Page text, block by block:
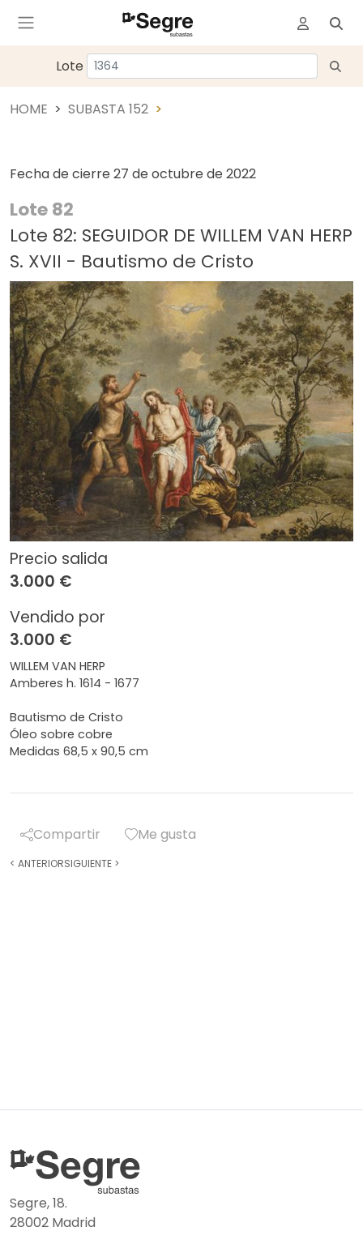
Lote
HOME SUBASTA 152
Fecha de cierre 27 de octubre de 2022
Lote 82
Lote 82: SEGUIDOR DE WILLEM VAN HERP
S. XVII - Bautismo de Cristo
Precio salida
3.000 €
Vendido por
3.000 €
WILLEM VAN HERP
Amberes h. 1614 - 1677
Bautismo de Cristo
Óleo sobre cobre
Medidas 68,5 x 90,5 cm
Compartir Me gusta
< ANTERIORSIGUIENTE >
Segre, 18.
28002 Madrid